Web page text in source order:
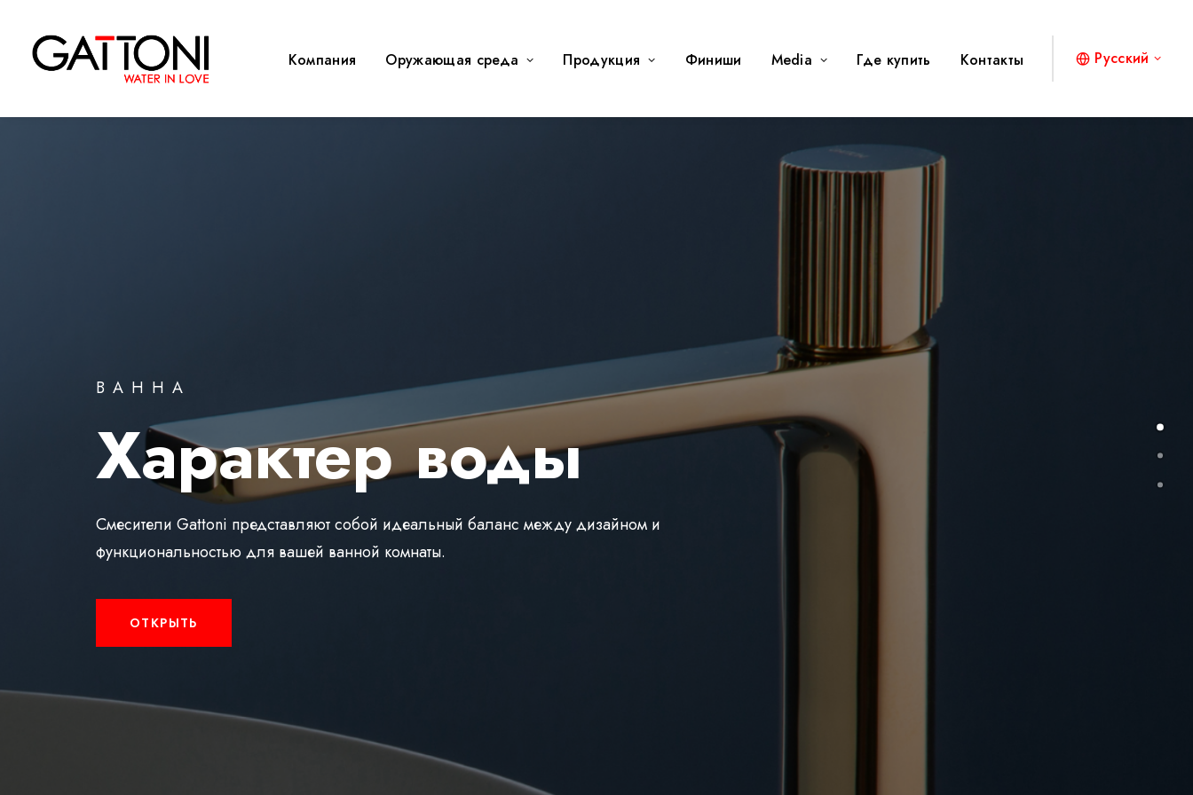
Компания Oружающая среда Продукция Финиши Media Где купить Контакты Русский
ВАННА
Характер воды
Смесители Gattoni представляют собой идеальный баланс между дизайном и
функциональностью для вашей ванной комнаты.
ОТКРЫТЬ